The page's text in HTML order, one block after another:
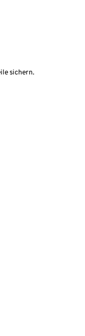
sichern.